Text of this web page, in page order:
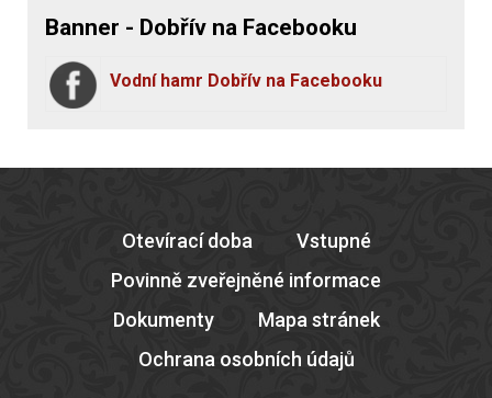
Banner - Dobřív na Facebooku
Vodní hamr Dobřív na Facebooku
Otevírací doba
Vstupné
Povinně zveřejněné informace
Dokumenty
Mapa stránek
Ochrana osobních údajů